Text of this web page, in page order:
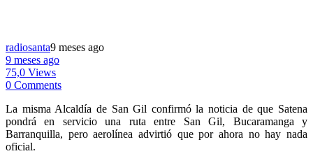
radiosanta9 meses ago
9 meses ago
75,0 Views
0 Comments
La misma Alcaldía de San Gil confirmó la noticia de que Satena
pondrá en servicio una ruta entre San Gil, Bucaramanga y
Barranquilla, pero aerolínea advirtió que por ahora no hay nada
oficial.